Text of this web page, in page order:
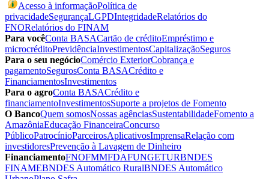
Acesso à informaçãoPolítica de
privacidadeSegurançaLGPDIntegridadeRelatórios do
FNORelatórios do FINAM
Para vocêConta BASACartão de créditoEmpréstimo e
microcréditoPrevidênciaInvestimentosCapitalizaçãoSeguros
Para o seu negócioComércio ExteriorCobrança e
pagamentoSegurosConta BASACrédito e
FinanciamentosInvestimentos
Para o agroConta BASACrédito e
financiamentoInvestimentosSuporte a projetos de Fomento
O BancoQuem somosNossas agênciasSustentabilidadeFomento a
AmazôniaEducação FinanceiraConcurso
PúblicoPatrocínioParceirosAplicativosImprensaRelação com
investidoresPrevenção à Lavagem de Dinheiro
FinanciamentoFNOFMMFDAFUNGETURBNDES
FINAMEBNDES Automático RuralBNDES Automático